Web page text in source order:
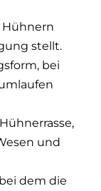
Hühnern
stellt.
bei
und
dem die